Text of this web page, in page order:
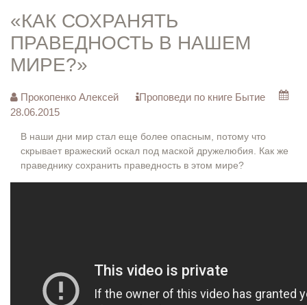
«КАК СОХРАНЯТЬ
ПРАВЕДНОСТЬ В НАШЕМ
МИРЕ?»
Прокопенко Алексей
Проповеди по книге Бытие
28.06.2015
В наши дни мир стал еще более опасным, потому что
скрывает вражеский оскал под маской дружелюбия. Как же
праведнику сохранить праведность в этом мире?